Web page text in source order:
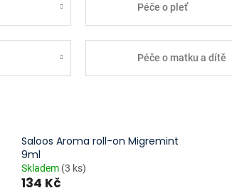
Péče o pleť
Péče o matku a dítě
Saloos Aroma roll-on Migremint
9ml
Skladem (3 ks)
134 Kč